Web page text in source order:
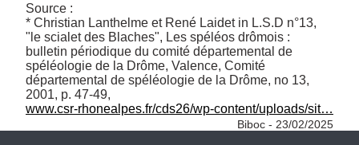
Source :
* Christian Lanthelme et René Laidet in L.S.D n°13,
"le scialet des Blaches", Les spéléos drômois :
bulletin périodique du comité départemental de
spéléologie de la Drôme, Valence, Comité
départemental de spéléologie de la Drôme, no 13,‎
www.csr-rhonealpes.fr/cds26/wp-content/uploads/sit…
Biboc - 23/02/2025